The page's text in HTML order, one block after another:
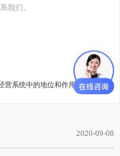
我们。
营系统中的地位和作用
2020-09-08